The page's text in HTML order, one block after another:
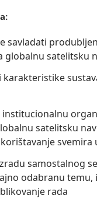
savladati
globalnu satelitsku
karakteristike
satelitsku
svemira
samostalnog
odabranu temu,
rada